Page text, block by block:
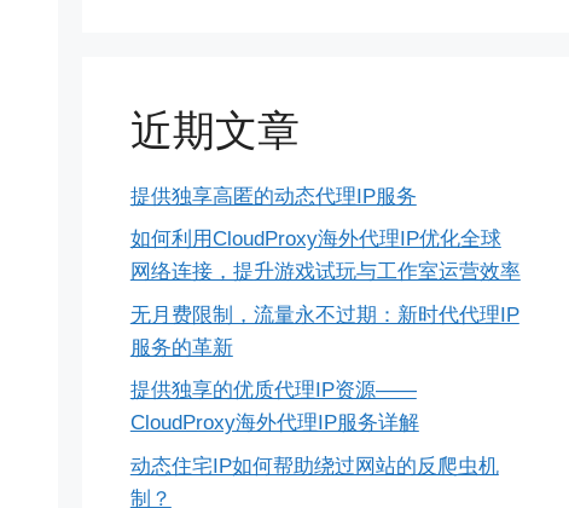
近期文章
提供独享高匿的动态代理IP服务
如何利用CloudProxy海外代理IP优化全球
网络连接，提升游戏试玩与工作室运营效率
无月费限制，流量永不过期：新时代代理IP
服务的革新
提供独享的优质代理IP资源——
CloudProxy海外代理IP服务详解
动态住宅IP如何帮助绕过网站的反爬虫机
制？